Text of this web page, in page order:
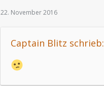
22. November 2016
Captain Blitz schrieb: